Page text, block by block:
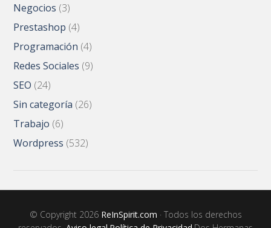
Negocios (3)
Prestashop (4)
Programación (4)
Redes Sociales (9)
SEO (24)
Sin categoría (26)
Trabajo (6)
Wordpress (532)
© Copyright 2026 ReInSpirit.com · Todos los derechos